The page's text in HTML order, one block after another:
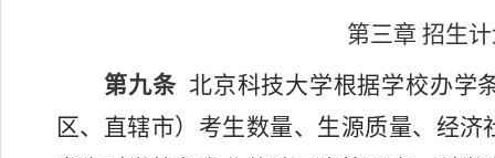
第三章 招生
第九条 北京科技大学根据学校办学
区、直辖市）考生数量、生源质量、经